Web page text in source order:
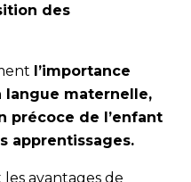
des
l’importance
langue maternelle,
précoce de l’enfant
apprentissages.
avantages de